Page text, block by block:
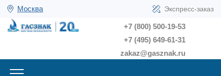
Москва Экспресс-заказ
+7 (800) 500-19-53
+7 (495) 649-61-31
zakaz@gasznak.ru